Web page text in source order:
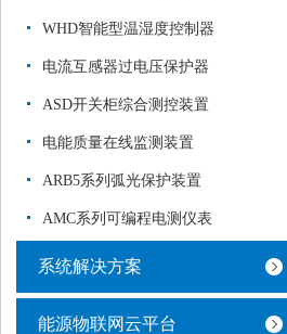
WHD智能型温湿度控制器
电流互感器过电压保护器
ASD开关柜综合测控装置
电能质量在线监测装置
ARB5系列弧光保护装置
AMC系列可编程电测仪表
系统解决方案
能源物联网云平台